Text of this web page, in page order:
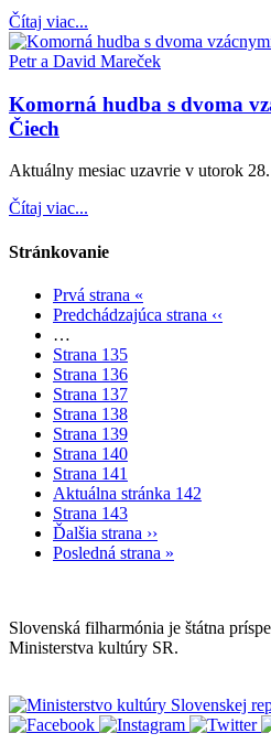
Čítaj viac...
Komorná hudba s dvoma
Čiech
Aktuálny mesiac uzavrie v utorok 28.
Čítaj viac...
Stránkovanie
Prvá strana «
Predchádzajúca strana ‹‹
…
Strana 135
Strana 136
Strana 137
Strana 138
Strana 139
Strana 140
Strana 141
Aktuálna stránka 142
Strana 143
Ďalšia strana ››
Posledná strana »
Slovenská filharmónia je štátna
Ministerstva kultúry SR.